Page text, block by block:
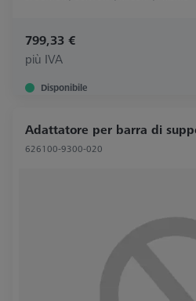
799,33 €
più IVA
Disponibile
Adattatore per barra di
626100-9300-020